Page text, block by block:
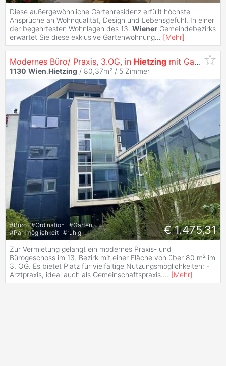
Diese außergewöhnliche Gartenresidenz erfüllt höchste
Ansprüche an Wohnqualität, Design und Lebensgefühl. In einer
der begehrtesten Wohnlagen des 13. Wiener Gemeindebezirks
erwartet Sie diese exklusive Gartenwohnung... [Mehr]
Modernes Büro/ Praxis, 3.OG, in Hietzing mit Garage & 1 Stellplatz
1130 Wien,Hietzing / 80,37m² / 5 Zimmer
#Büro #Ordination #Garten
#Parkmöglichkeit #ruhig € 1.475,31
Zur Vermietung gelangt ein modernes Praxis- und
Bürogeschoss im 13. Bezirk mit einer Fläche von über 80 m² im
3. OG. Es bietet Platz für vielfältige Nutzungsmöglichkeiten: -
Arztpraxis, ideal auch als Gemeinschaftspraxis.... [Mehr]